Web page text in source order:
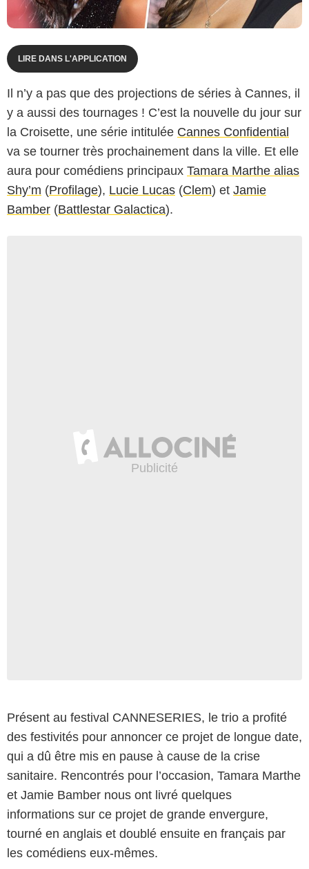
LIRE DANS L'APPLICATION
Il n’y a pas que des projections de séries à Cannes, il
y a aussi des tournages ! C’est la nouvelle du jour sur
la Croisette, une série intitulée Cannes Confidential
va se tourner très prochainement dans la ville. Et elle
aura pour comédiens principaux Tamara Marthe alias
Shy’m (Profilage), Lucie Lucas (Clem) et Jamie
Bamber (Battlestar Galactica).
Présent au festival CANNESERIES, le trio a profité
des festivités pour annoncer ce projet de longue date,
qui a dû être mis en pause à cause de la crise
sanitaire. Rencontrés pour l’occasion, Tamara Marthe
et Jamie Bamber nous ont livré quelques
informations sur ce projet de grande envergure,
tourné en anglais et doublé ensuite en français par
les comédiens eux-mêmes.